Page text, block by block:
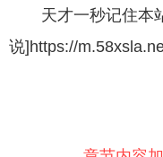
天才一秒记住本
说]https://